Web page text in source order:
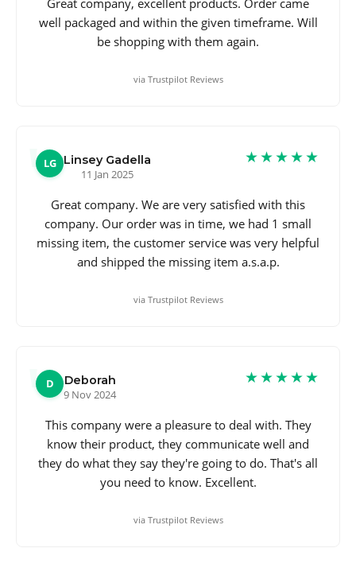
well packaged and within the given timeframe. Will
be shopping with them again.
via Trustpilot Reviews
LG Linsey Gadella
11 Jan 2025
★★★★★
Great company. We are very satisfied with this
company. Our order was in time, we had 1 small
missing item, the customer service was very helpful
and shipped the missing item a.s.a.p.
via Trustpilot Reviews
D
Deborah
9 Nov 2024
★★★★★
This company were a pleasure to deal with. They
know their product, they communicate well and
they do what they say they're going to do. That's all
you need to know. Excellent.
via Trustpilot Reviews